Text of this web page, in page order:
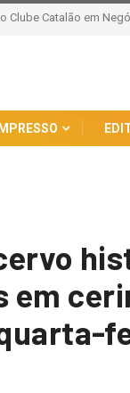
Histórico da Ciência
em